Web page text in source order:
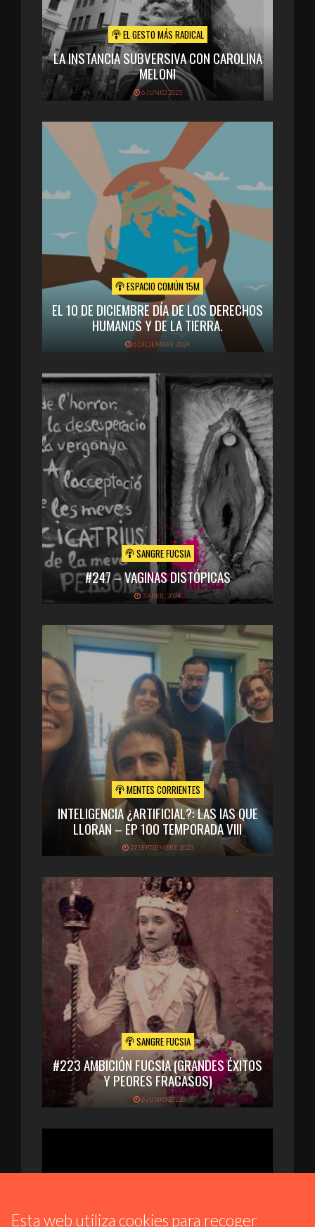
EL GESTO MÁS RADICAL
LA INSTANCIA SUBVERSIVA CON CAROLINA
MELONI
6 JUNIO 2025
ESPACIO COMÚN 15M
EL 10 DE DICIEMBRE DÍA DE LOS DERECHOS
HUMANOS Y DE LA TIERRA.
6 DICIEMBRE 2024
SANGRE FUCSIA
#247 – VAGINAS DISTÓPICAS
3 ABRIL 2024
MENTES CORRIENTES
INTELIGENCIA ¿ARTIFICIAL?: LAS IAS QUE
LLORAN – EP 100 TEMPORADA VIII
27 SEPTIEMBRE 2023
SANGRE FUCSIA
#223 AMBICIÓN FUCSIA (GRANDES ÉXITOS
Y PEORES FRACASOS)
6 JUNIO 2022
Esta web utiliza cookies para recoger